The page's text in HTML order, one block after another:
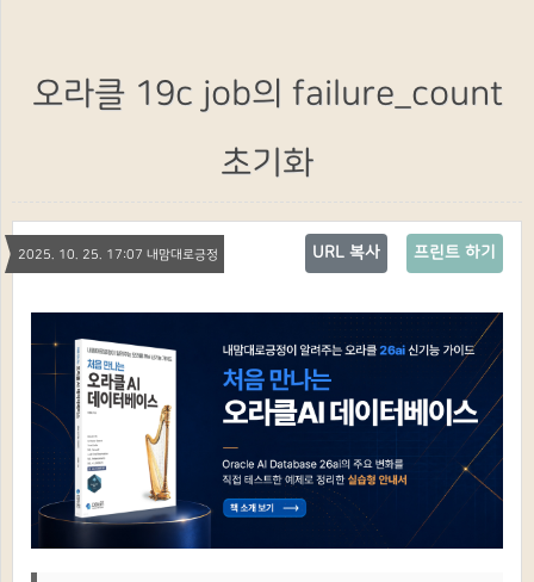
오라클 19c job의 failure_count
초기화
2025. 10. 25. 17:07 내맘대로긍정 프린트 하기
URL 복사